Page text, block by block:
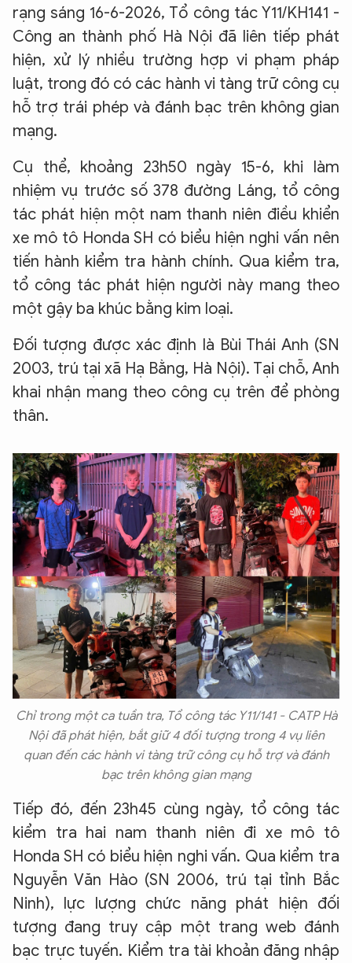
rạng sáng 16-6-2026, Tổ công tác Y11/KH141 -
Công an thành phố Hà Nội đã liên tiếp phát
hiện, xử lý nhiều trường hợp vi phạm pháp
luật, trong đó có các hành vi tàng trữ công cụ
hỗ trợ trái phép và đánh bạc trên không gian
mạng.
Cụ thể, khoảng 23h50 ngày 15-6, khi làm
nhiệm vụ trước số 378 đường Láng, tổ công
tác phát hiện một nam thanh niên điều khiển
xe mô tô Honda SH có biểu hiện nghi vấn nên
tiến hành kiểm tra hành chính. Qua kiểm tra,
tổ công tác phát hiện người này mang theo
một gậy ba khúc bằng kim loại.
Đối tượng được xác định là Bùi Thái Anh (SN
2003, trú tại xã Hạ Bằng, Hà Nội). Tại chỗ, Anh
khai nhận mang theo công cụ trên để phòng
thân.
Chỉ trong một ca tuần tra, Tổ công tác Y11/141 - CATP Hà
Nội đã phát hiện, bắt giữ 4 đối tượng trong 4 vụ liên
quan đến các hành vi tàng trữ công cụ hỗ trợ và đánh
bạc trên không gian mạng
Tiếp đó, đến 23h45 cùng ngày, tổ công tác
kiểm tra hai nam thanh niên đi xe mô tô
Honda SH có biểu hiện nghi vấn. Qua kiểm tra
Nguyễn Văn Hào (SN 2006, trú tại tỉnh Bắc
Ninh), lực lượng chức năng phát hiện đối
tượng đang truy cập một trang web đánh
bạc trực tuyến. Kiểm tra tài khoản đăng nhập